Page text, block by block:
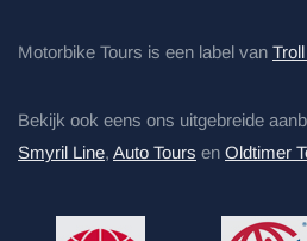
Motorbike Tours is een label van
Bekijk ook eens ons uitgebreide
Smyril Line, Auto Tours en Oldtimer